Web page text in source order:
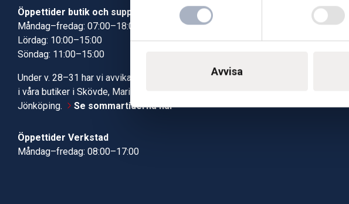
Avvisa
Öppettider butik och support
Måndag–fredag: 07:00–18:00
Lördag: 10:00–15:00
Söndag: 11:00–15:00
Under v. 28–31 har vi avvikande öppettider
i våra butiker i Skövde, Mariestad och
Jönköping.
Se sommartiderna här
Öppettider Verkstad
Måndag–fredag: 08:00–17:00
Butik Skövde
Butik Jönköping
Kundcenter
Boka tid i verkstad